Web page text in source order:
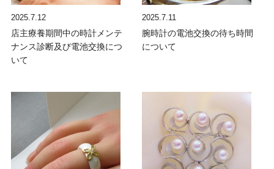
2025.7.12
店主療養期間中の時計メンテ
ナンス診断及び電池交換につ
いて
2025.7.11
腕時計の電池交換の待ち時間
について